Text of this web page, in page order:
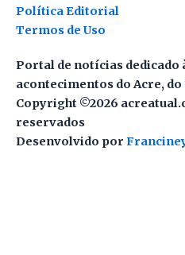
Política Editorial
Termos de Uso
Portal de notícias
acontecimentos do Acre,
Copyright ©2026
reservados
Desenvolvido por